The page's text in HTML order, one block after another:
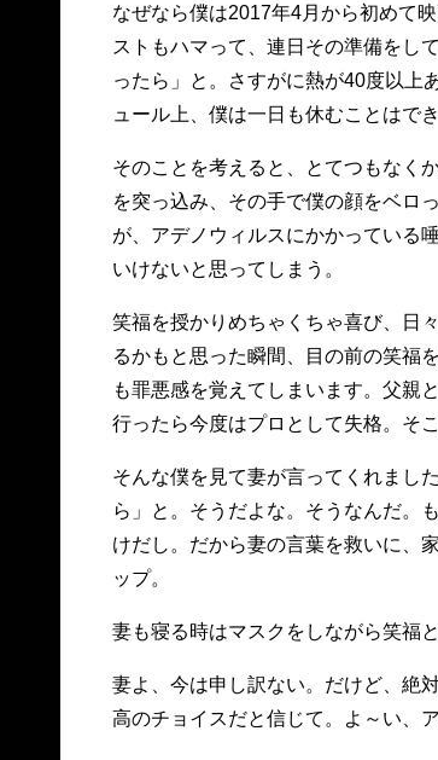
なぜなら僕は2017年4月から初めて
ストもハマって、連日その準備をし
ったら」と。さすがに熱が40度以上
ュール上、僕は一日も休むことはでき
そのことを考えると、とてつもなく
を突っ込み、その手で僕の顔をベロ
が、アデノウィルスにかかっている
いけないと思ってしまう。
笑福を授かりめちゃくちゃ喜び、日
るかもと思った瞬間、目の前の笑福
も罪悪感を覚えてしまいます。父親
行ったら今度はプロとして失格。そ
そんな僕を見て妻が言ってくれまし
ら」と。そうだよな。そうなんだ。
けだし。だから妻の言葉を救いに、
ップ。
妻も寝る時はマスクをしながら笑福
妻よ、今は申し訳ない。だけど、絶
高のチョイスだと信じて。よ～い、